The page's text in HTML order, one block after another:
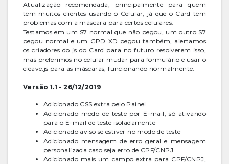
Atualização recomendada, principalmente para quem
tem muitos clientes usando o Celular, já que o Card tem
problemas com a máscara para certos celulares.
Testamos em um S7 normal que não pegou, um outro S7
pegou normal e um GPD XD pegou também, alertamos
os criadores do js do Card para no futuro resolverem isso,
mas preferimos no celular mudar para formulário e usar o
cleave.js para as máscaras, funcionando normalmente.
Versão 1.1 - 26/12/2019
Adicionado CSS extra pelo Painel
Adicionado modo de teste por E-mail, só ativando
para o E-mail de teste isoladamente
Adicionado aviso se estiver no modo de teste
Adicionado mensagem de erro geral e mensagem
personalizada caso seja erro de CPF/CNPJ
Adicionado mais um campo extra para CPF/CNPJ,